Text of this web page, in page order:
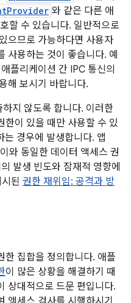
와 같은 다른 애
할 수 있습니다. 일반적으로
으므로 가능하다면 사용자
사용하는 것이 좋습니다. 예
플리케이션 간 IPC 통신의
해 보시기 바랍니다.
지 않도록 합니다. 이러한
한이 있을 때만 사용할 수 있
경우에 발생합니다. 앱
와 동일한 데이터 액세스 권
발생 빈도와 잠재적 영향에
된 권한 재위임: 공격과 방
한 집합을 정의합니다. 애플
이 많은 상황을 해결하기 때
상대적으로 드문 편입니다.